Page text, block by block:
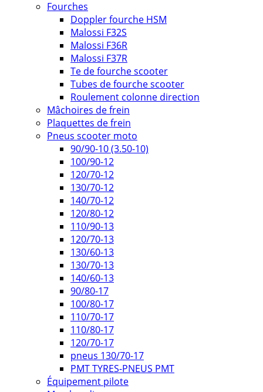
Fourches
Doppler fourche HSM
Malossi F32S
Malossi F36R
Malossi F37R
Te de fourche scooter
Tubes de fourche scooter
Roulement colonne direction
Mâchoires de frein
Plaquettes de frein
Pneus scooter moto
90/90-10 (3.50-10)
100/90-12
120/70-12
130/70-12
140/70-12
120/80-12
110/90-13
120/70-13
130/60-13
130/70-13
140/60-13
90/80-17
100/80-17
110/70-17
110/80-17
120/70-17
pneus 130/70-17
PMT TYRES-PNEUS PMT
Équipement pilote